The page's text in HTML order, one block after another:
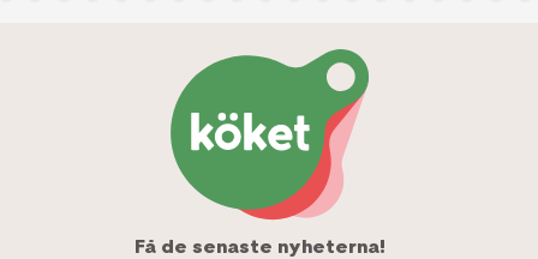
Få de senaste nyheterna!